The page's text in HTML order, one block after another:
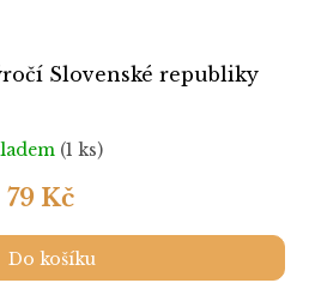
Slovenské republiky
(1 ks)
79 Kč
Do košíku